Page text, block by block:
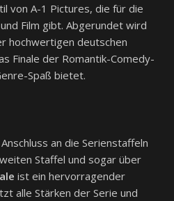
von A-1 Pictures, die für die
Film gibt. Abgerundet wird
hochwertigen deutschen
Finale der Romantik-Comedy-
Spaß bietet.
an die Serienstaffeln
Staffel und sogar über
ist ein hervorragender
alle Stärken der Serie und